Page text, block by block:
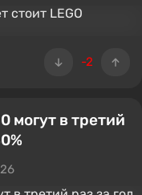
-2
могут в третий